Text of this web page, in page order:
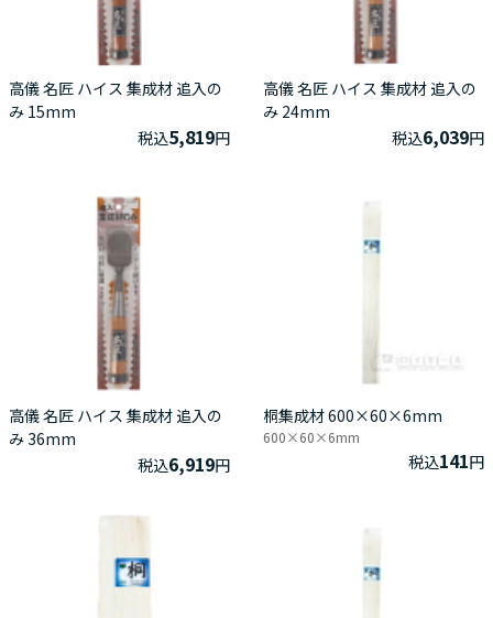
高儀 名匠 ハイス 集成材 追入の
み 15mm
税込5,819円
高儀 名匠 ハイス 集成材 追入の
み 24mm
税込6,039円
高儀 名匠 ハイス 集成材 追入の
み 36mm
税込6,919円
桐集成材 600×60×6mm
600×60×6mm
税込141円